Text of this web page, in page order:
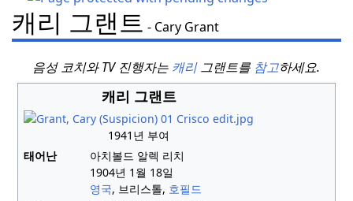
캐리 그랜트 Cary Grant
음성 코치와 TV 진행자는 캐리그랜트를 참고하세요.
캐리 그랜트
1941년 부여
태어난
아치볼드 알렉 리치
1904년 1월 18일
영국, 브리스톨, 호필드